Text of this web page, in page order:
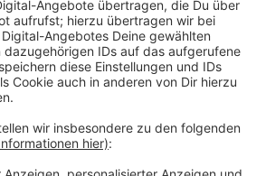
benötigen Ihre
um den YouTube
Service zu laden!
einen Service eines
um Videoinhalte
Dieser Service kann